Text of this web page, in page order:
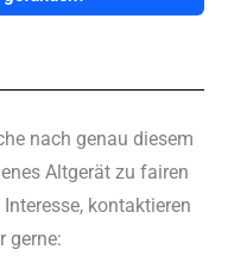
nach genau diesem
Altgerät zu fairen
kontaktieren
gerne: